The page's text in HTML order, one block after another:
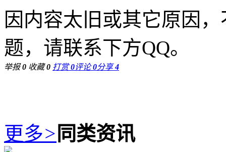
因内容太旧或其它原因
题，请联系下方QQ。
举报0 收藏0 打赏0评论0分享4
更多> 同类资讯